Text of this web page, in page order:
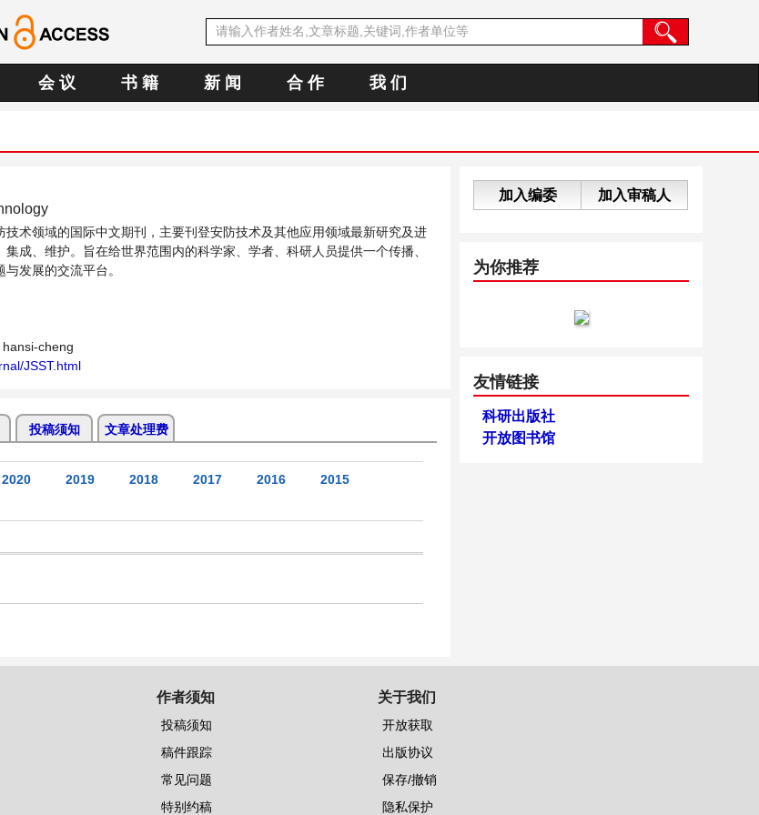
会 议 书 籍 新 闻 合 作 我 们
技术领域的国际中文期刊，主要刊登安防技术及其他应用领域最新研究及进
成、维护。旨在给世界范围内的科学家、学者、科研人员提供一个传播、
发展的交流平台。
hansi-cheng
JSST.html
投稿须知 文章处理费
2020 2019 2018 2017 2016
2015
加入编委 加入审稿人
为你推荐
友情链接
科研出版社
开放图书馆
作者须知
投稿须知
稿件跟踪
常见问题
特别约稿
关于我们
开放获取
出版协议
保存/撤销
隐私保护